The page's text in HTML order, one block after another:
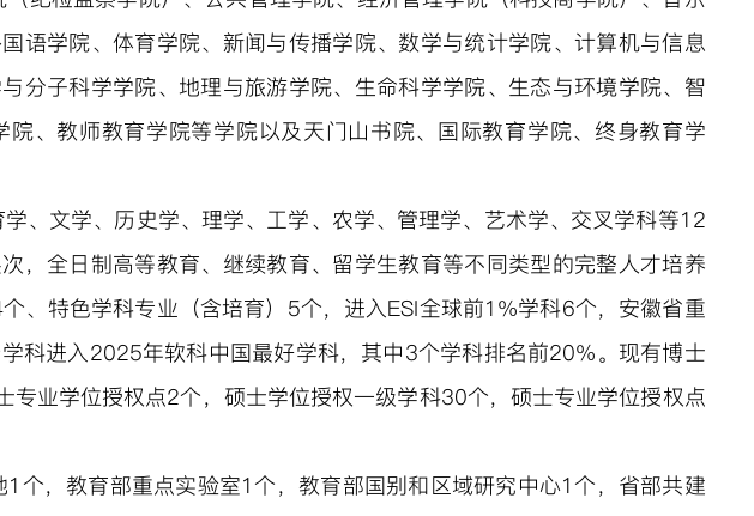
语学院、体育学院、新闻与传播学院、数学与统计学院、计算机与信息
分子科学学院、地理与旅游学院、生命科学学院、生态与环境学院、智
、教师教育学院等学院以及天门山书院、国际教育学院、终身教育学
、文学、历史学、理学、工学、农学、管理学、艺术学、交叉学科等12
，全日制高等教育、继续教育、留学生教育等不同类型的完整人才培养
、特色学科专业（含培育）5个，进入ESI全球前1%学科6个，安徽省重
科进入2025年软科中国最好学科，其中3个学科排名前20%。现有博士
专业学位授权点2个，硕士学位授权一级学科30个，硕士专业学位授权点
个，教育部重点实验室1个，教育部国别和区域研究中心1个，省部共建